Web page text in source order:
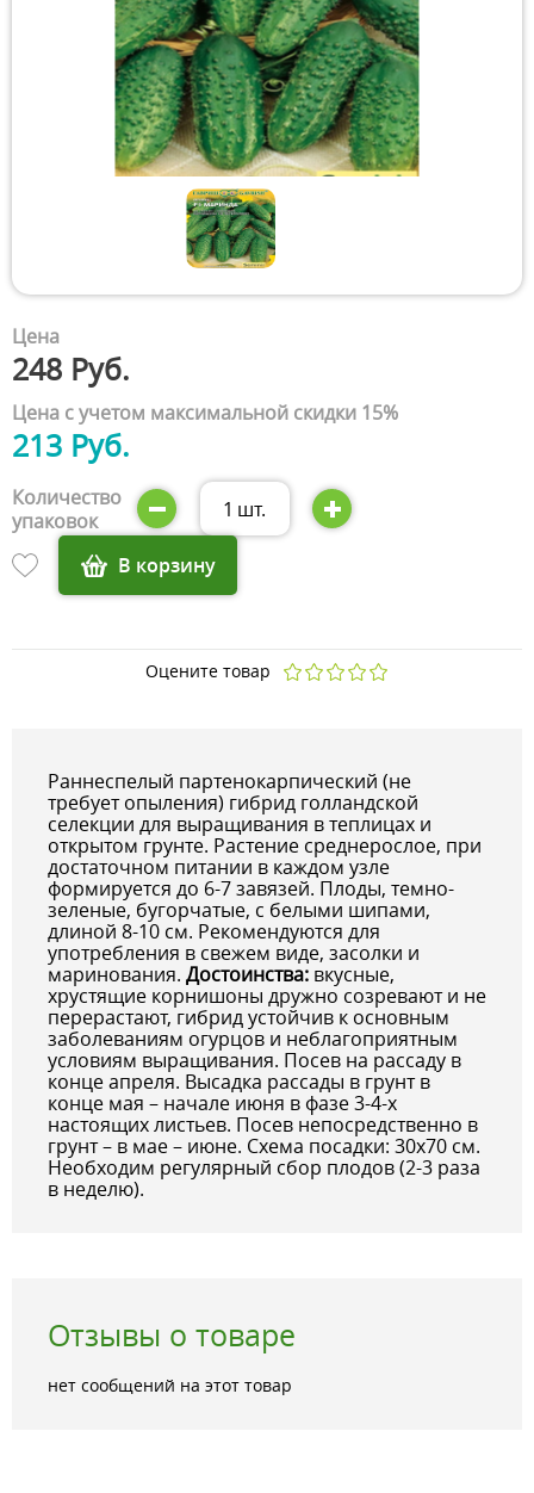
Цена
248 Руб.
Цена с учетом максимальной скидки 15%
213 Руб.
Количество
упаковок
1 шт.
В корзину
Оцените товар
Раннеспелый партенокарпический (не
требует опыления) гибрид голландской
селекции для выращивания в теплицах и
открытом грунте. Растение среднерослое, при
достаточном питании в каждом узле
формируется до 6-7 завязей. Плоды, темно-
зеленые, бугорчатые, с белыми шипами,
длиной 8-10 см. Рекомендуются для
употребления в свежем виде, засолки и
маринования. Достоинства: вкусные,
хрустящие корнишоны дружно созревают и не
перерастают, гибрид устойчив к основным
заболеваниям огурцов и неблагоприятным
условиям выращивания. Посев на рассаду в
конце апреля. Высадка рассады в грунт в
конце мая – начале июня в фазе 3-4-х
настоящих листьев. Посев непосредственно в
грунт – в мае – июне. Схема посадки: 30х70 см.
Необходим регулярный сбор плодов (2-3 раза
в неделю).
Отзывы о товаре
нет сообщений на этот товар